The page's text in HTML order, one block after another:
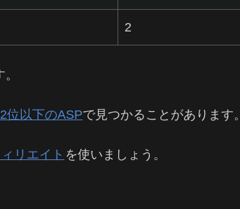
2
2位以下のASPで見つかることがあります。
リエイト を使いましょう。